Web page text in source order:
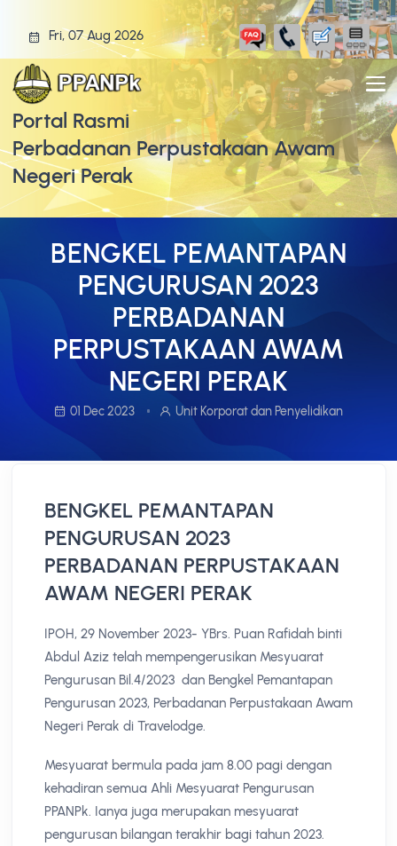
Fri, 07 Aug 2026
Portal Rasmi
Perbadanan Perpustakaan Awam
Negeri Perak
BENGKEL PEMANTAPAN
PENGURUSAN 2023
PERBADANAN
PERPUSTAKAAN AWAM
NEGERI PERAK
01 Dec 2023 Unit Korporat dan Penyelidikan
BENGKEL PEMANTAPAN
PENGURUSAN 2023
PERBADANAN PERPUSTAKAAN
AWAM NEGERI PERAK
IPOH, 29 November 2023- YBrs. Puan Rafidah binti
Abdul Aziz telah mempengerusikan Mesyuarat
Pengurusan Bil.4/2023 dan Bengkel Pemantapan
Pengurusan 2023, Perbadanan Perpustakaan Awam
Negeri Perak di Travelodge.
Mesyuarat bermula pada jam 8.00 pagi dengan
kehadiran semua Ahli Mesyuarat Pengurusan
PPANPk. Ianya juga merupakan mesyuarat
pengurusan bilangan terakhir bagi tahun 2023.